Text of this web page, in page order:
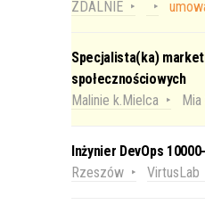
ZDALNIE
Specjalista(ka)
społecznościowych
Malinie k.Mielca
Mia
Inżynier DevOps
Rzeszów
VirtusLab